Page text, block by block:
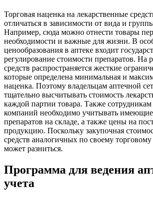
Торговая наценка на лекарственные
отличаться в зависимости от вида и
Например, сюда можно отнести товары
необходимости и важные для жизни. В
ценообразования в аптеке входит
регулирование стоимости препаратов. На
средств распространяется жесткие
которые определена минимальная и
наценка. Поэтому владельцам аптечной
тщательно высчитывать стоимость
каждой партии товара. Также
компаний необходимо учитывать имеющие
препаратов на складе, а также цены на
продукцию. Поскольку закупочная
средств аналогичных по своему
может разниться.
Программа для ведения
учета